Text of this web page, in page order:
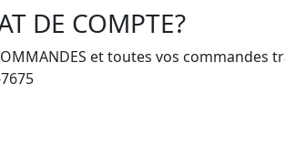
DE COMPTE?
et toutes vos